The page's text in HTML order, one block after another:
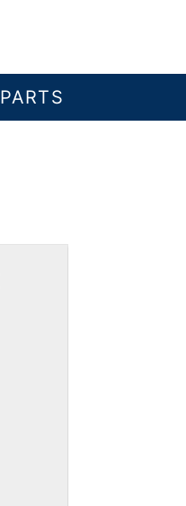
PARTS